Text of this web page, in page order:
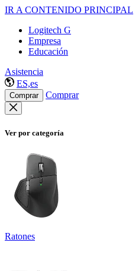
IR A CONTENIDO PRINCIPAL
Logitech G
Empresa
Educación
Asistencia
ES,es
Comprar Comprar
Ver por categoría
Ratones